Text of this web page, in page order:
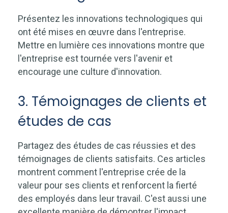
Présentez les innovations technologiques qui
ont été mises en œuvre dans l'entreprise.
Mettre en lumière ces innovations montre que
l'entreprise est tournée vers l'avenir et
encourage une culture d'innovation.
3. Témoignages de clients et
études de cas
Partagez des études de cas réussies et des
témoignages de clients satisfaits. Ces articles
montrent comment l'entreprise crée de la
valeur pour ses clients et renforcent la fierté
des employés dans leur travail. C'est aussi une